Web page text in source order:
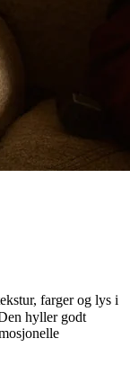
farger og lys i
hyller godt